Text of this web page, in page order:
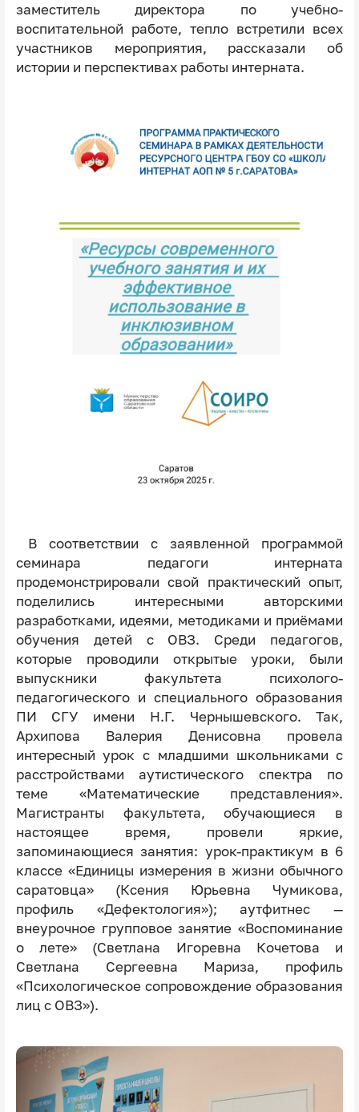
заместитель директора по учебно-
воспитательной работе, тепло встретили всех
участников мероприятия, рассказали об
истории и перспективах работы интерната.
В соответствии с заявленной программой
семинара педагоги интерната
продемонстрировали свой практический опыт,
поделились интересными авторскими
разработками, идеями, методиками и приёмами
обучения детей с ОВЗ. Среди педагогов,
которые проводили открытые уроки, были
выпускники факультета психолого-
педагогического и специального образования
ПИ СГУ имени Н.Г. Чернышевского. Так,
Архипова Валерия Денисовна провела
интересный урок с младшими школьниками с
расстройствами аутистического спектра по
теме «Математические представления».
Магистранты факультета, обучающиеся в
настоящее время, провели яркие,
запоминающиеся занятия: урок-практикум в 6
классе «Единицы измерения в жизни обычного
саратовца» (Ксения Юрьевна Чумикова,
профиль «Дефектология»); аутфитнес —
внеурочное групповое занятие «Воспоминание
о лете» (Светлана Игоревна Кочетова и
Светлана Сергеевна Мариза, профиль
«Психологическое сопровождение образования
лиц с ОВЗ»).